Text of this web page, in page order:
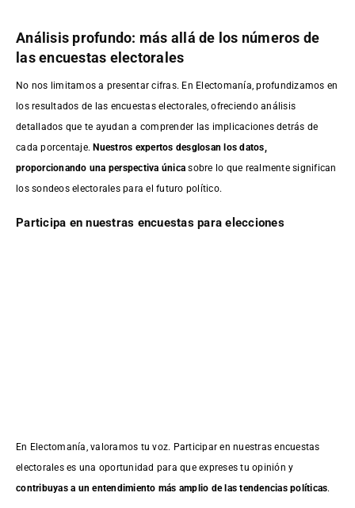
Análisis profundo: más allá de los números de
las encuestas electorales
No nos limitamos a presentar cifras. En Electomanía, profundizamos en
los resultados de las encuestas electorales, ofreciendo análisis
detallados que te ayudan a comprender las implicaciones detrás de
cada porcentaje.Nuestros expertos desglosan los datos,
proporcionando una perspectiva única sobre lo que realmente significan
los sondeos electorales para el futuro político.
Participa en nuestras encuestas para elecciones
En Electomanía, valoramos tu voz. Participar en nuestras encuestas
electorales es una oportunidad para que expreses tu opinión y
contribuyas a un entendimiento más amplio de las tendencias políticas.